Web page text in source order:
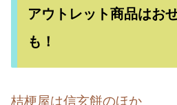
アウトレット商品はお
も！
桔梗屋は信玄餅のほか